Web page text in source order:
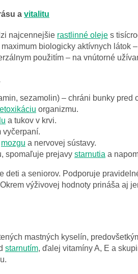
a vitalitu
najcennejšie rastlinné oleje s
biologicky aktívnych látok –
použitím – na vnútorné
sezamolin) – chráni bunky pred
organizmu.
a tukov v krvi.
vyčerpaní.
mozgu a nervovej sústavy.
spomaľuje prejavy starnutia a
deti a seniorov. Podporuje
výživovej hodnoty prináša aj
mastných kyselín,
starnutím, ďalej vitamíny A, E a